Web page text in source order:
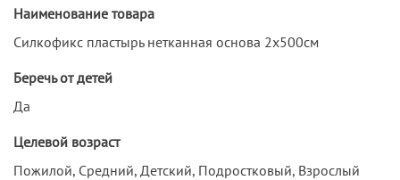
Наименование товара
Силкофикс пластырь нетканная основа 2x500см
Беречь от детей
Да
Целевой возраст
Пожилой, Средний, Детский, Подростковый, Взрослый